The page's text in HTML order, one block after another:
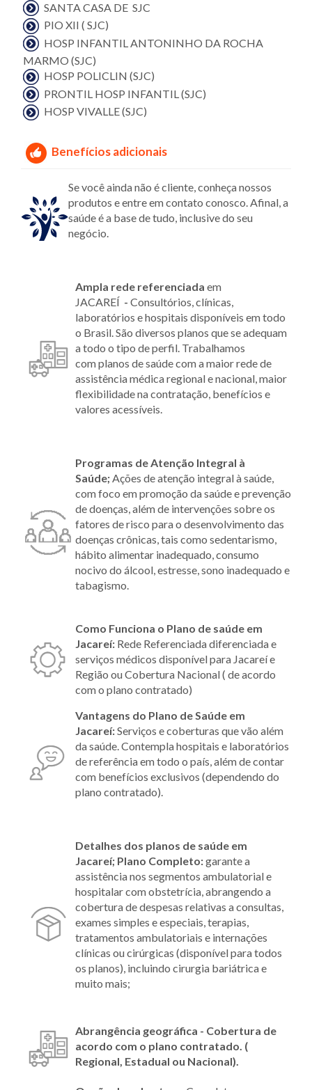
SANTA CASA DE SJC
PIO XII ( SJC)
HOSP INFANTIL ANTONINHO DA ROCHA
MARMO (SJC)
HOSP POLICLIN (SJC)
PRONTIL HOSP INFANTIL (SJC)
HOSP VIVALLE (SJC)
Benefícios adicionais
Se você ainda não é cliente, conheça nossos
produtos e entre em contato conosco. Afinal, a
saúde é a base de tudo, inclusive do seu
negócio.
Ampla rede referenciada em
JACAREÍ - Consultórios, clínicas,
laboratórios e hospitais disponíveis em todo
o Brasil. São diversos planos que se adequam
a todo o tipo de perfil. Trabalhamos
com planos de saúde com a maior rede de
assistência médica regional e nacional, maior
flexibilidade na contratação, benefícios e
valores acessíveis.
Programas de Atenção Integral à
Saúde;Ações de atenção integral à saúde,
com foco em promoção da saúde e prevenção
de doenças, além de intervenções sobre os
fatores de risco para o desenvolvimento das
doenças crônicas, tais como sedentarismo,
hábito alimentar inadequado, consumo
nocivo do álcool, estresse, sono inadequado e
tabagismo.
Como Funciona o Plano de saúde em
Jacareí: Rede Referenciada diferenciada e
serviços médicos disponível para Jacareí e
Região ou Cobertura Nacional ( de acordo
com o plano contratado)
Vantagens do Plano de Saúde em
Jacareí:Serviços e coberturas que vão além
da saúde. Contempla hospitais e laboratórios
de referência em todo o país, além de contar
com benefícios exclusivos (dependendo do
plano contratado).
Detalhes dos planos de saúde em
Jacareí; Plano Completo:garante a
assistência nos segmentos ambulatorial e
hospitalar com obstetrícia, abrangendo a
cobertura de despesas relativas a consultas,
exames simples e especiais, terapias,
tratamentos ambulatoriais e internações
clínicas ou cirúrgicas (disponível para todos
os planos), incluindo cirurgia bariátrica e
muito mais;
Abrangência geográfica - Cobertura de
acordo com o plano contratado. (
Regional, Estadual ou Nacional).